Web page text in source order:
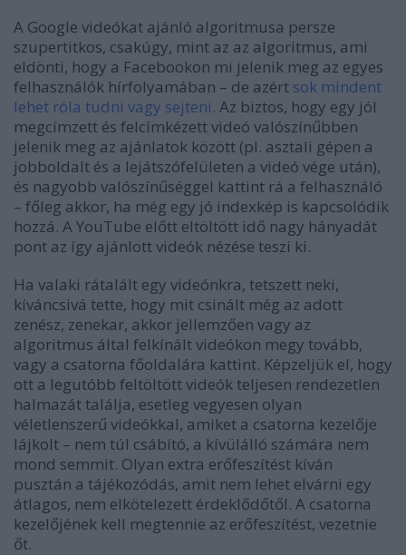
A Google videókat ajánló algoritmusa persze
szupertitkos, csakúgy, mint az az algoritmus, ami
eldönti, hogy a Facebookon mi jelenik meg az egyes
felhasználók hírfolyamában – de azért sok mindent
lehet róla tudni vagy sejteni. Az biztos, hogy egy jól
megcímzett és felcímkézett videó valószínűbben
jelenik meg az ajánlatok között (pl. asztali gépen a
jobboldalt és a lejátszófelületen a videó vége után),
és nagyobb valószínűséggel kattint rá a felhasználó
– főleg akkor, ha még egy jó indexkép is kapcsolódik
hozzá. A YouTube előtt eltöltött idő nagy hányadát
pont az így ajánlott videók nézése teszi ki.
Ha valaki rátalált egy videónkra, tetszett neki,
kíváncsivá tette, hogy mit csinált még az adott
zenész, zenekar, akkor jellemzően vagy az
algoritmus által felkínált videókon megy tovább,
vagy a csatorna főoldalára kattint. Képzeljük el, hogy
ott a legutóbb feltöltött videók teljesen rendezetlen
halmazát találja, esetleg vegyesen olyan
véletlenszerű videókkal, amiket a csatorna kezelője
lájkolt – nem túl csábító, a kívülálló számára nem
mond semmit. Olyan extra erőfeszítést kíván
pusztán a tájékozódás, amit nem lehet elvárni egy
átlagos, nem elkötelezett érdeklődőtől. A csatorna
kezelőjének kell megtennie az erőfeszítést, vezetnie
őt.